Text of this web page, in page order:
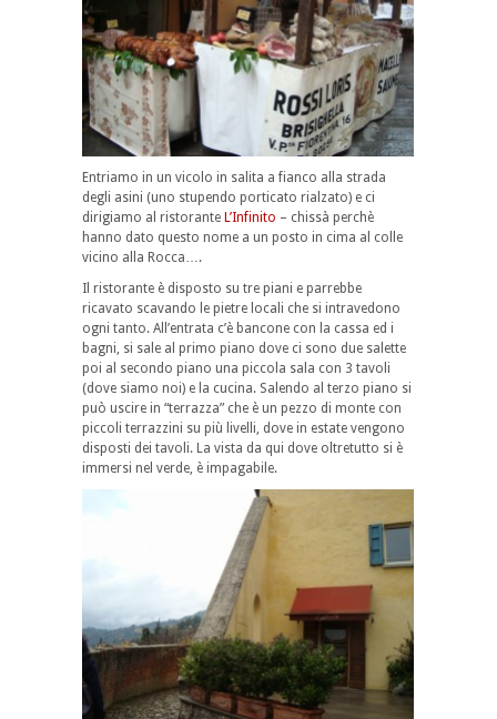
Entriamo in un vicolo in salita a fianco alla strada
degli asini (uno stupendo porticato rialzato) e ci
dirigiamo al ristorante L’Infinito – chissà perchè
hanno dato questo nome a un posto in cima al colle
vicino alla Rocca….
Il ristorante è disposto su tre piani e parrebbe
ricavato scavando le pietre locali che si intravedono
ogni tanto. All’entrata c’è bancone con la cassa ed i
bagni, si sale al primo piano dove ci sono due salette
poi al secondo piano una piccola sala con 3 tavoli
(dove siamo noi) e la cucina. Salendo al terzo piano si
può uscire in “terrazza” che è un pezzo di monte con
piccoli terrazzini su più livelli, dove in estate vengono
disposti dei tavoli. La vista da qui dove oltretutto si è
immersi nel verde, è impagabile.